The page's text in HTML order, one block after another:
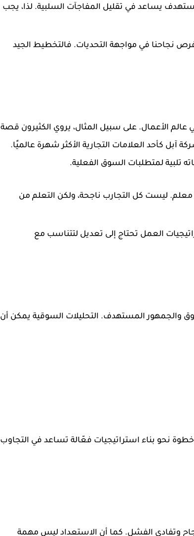
يساعد في تقليل المفاجآت السلبية. لذا، يجب
فرص نجاحنا في مواجهة التحديات. فالتخطيط الجيد
الأعمال. على سبيل المثال، يروي الكثيرون قصة
كأحد العلامات التجارية الأكثر شهرة عالميًا.
تلبية لمتطلبات السوق الفعلية.
ليست كل التجارب ناجحة، ولكن التعلم من
العمل تحتاج إلى تعديل لتتناسب مع
والجمهور المستهدف. التحليلات السوقية يمكن أن
نحو بناء استراتيجيات فعّالة تساعد في التجاوب
وتفادي الفشل. كما أن الاستعداد ليس مهمة